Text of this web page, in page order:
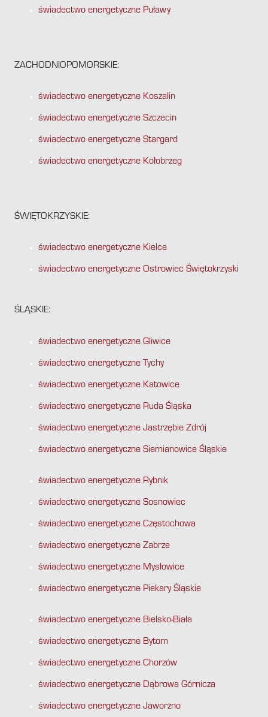
świadectwo energetyczne Puławy
ZACHODNIOPOMORSKIE:
świadectwo energetyczne Koszalin
świadectwo energetyczne Szczecin
świadectwo energetyczne Stargard
świadectwo energetyczne Kołobrzeg
ŚWIĘTOKRZYSKIE:
świadectwo energetyczne Kielce
świadectwo energetyczne Ostrowiec Świętokrzyski
ŚLĄSKIE:
świadectwo energetyczne Gliwice
świadectwo energetyczne Tychy
świadectwo energetyczne Katowice
świadectwo energetyczne Ruda Śląska
świadectwo energetyczne Jastrzębie Zdrój
świadectwo energetyczne Siemianowice Śląskie
świadectwo energetyczne Rybnik
świadectwo energetyczne Sosnowiec
świadectwo energetyczne Częstochowa
świadectwo energetyczne Zabrze
świadectwo energetyczne Mysłowice
świadectwo energetyczne Piekary Śląskie
świadectwo energetyczne Bielsko-Biała
świadectwo energetyczne Bytom
świadectwo energetyczne Chorzów
świadectwo energetyczne Dąbrowa Górnicza
świadectwo energetyczne Jaworzno